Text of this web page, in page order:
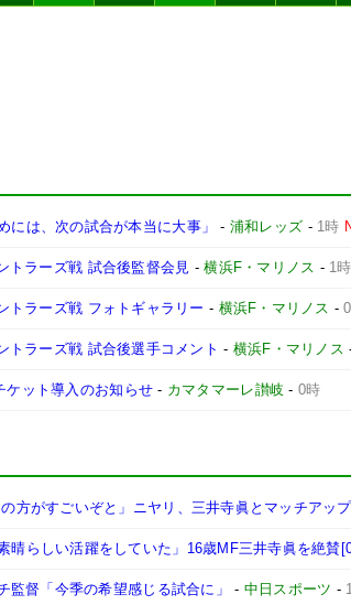
は、次の試合が本当に大事」 - 浦和レッズ - 1時
トラーズ戦 試合後監督会見 -横浜F・マリノス - 1時
トラーズ戦 フォトギャラリー - 横浜F・マリノス -
トラーズ戦 試合後選手コメント - 横浜F・マリノス
ケット導入のお知らせ - カマタマーレ讃岐 - 0時
方がすごいぞと」ニヤリ、三井寺眞とマッチアッ
晴らしい活躍をしていた」16歳MF三井寺眞を絶賛
督「今季の希望感じる試合に」 - 中日スポーツ -